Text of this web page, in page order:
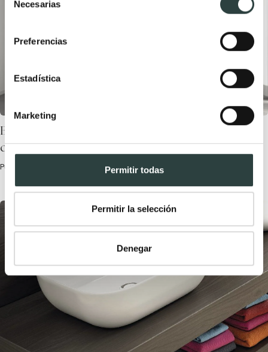
Necesarias
Preferencias
Estadística
Marketing
Permitir todas
Permitir la selección
Denegar
Baño blanco y negro: guía completa de
decoración y diseño
Publicada el 6 Noviembre, 2023 por TODOMUEBLES.